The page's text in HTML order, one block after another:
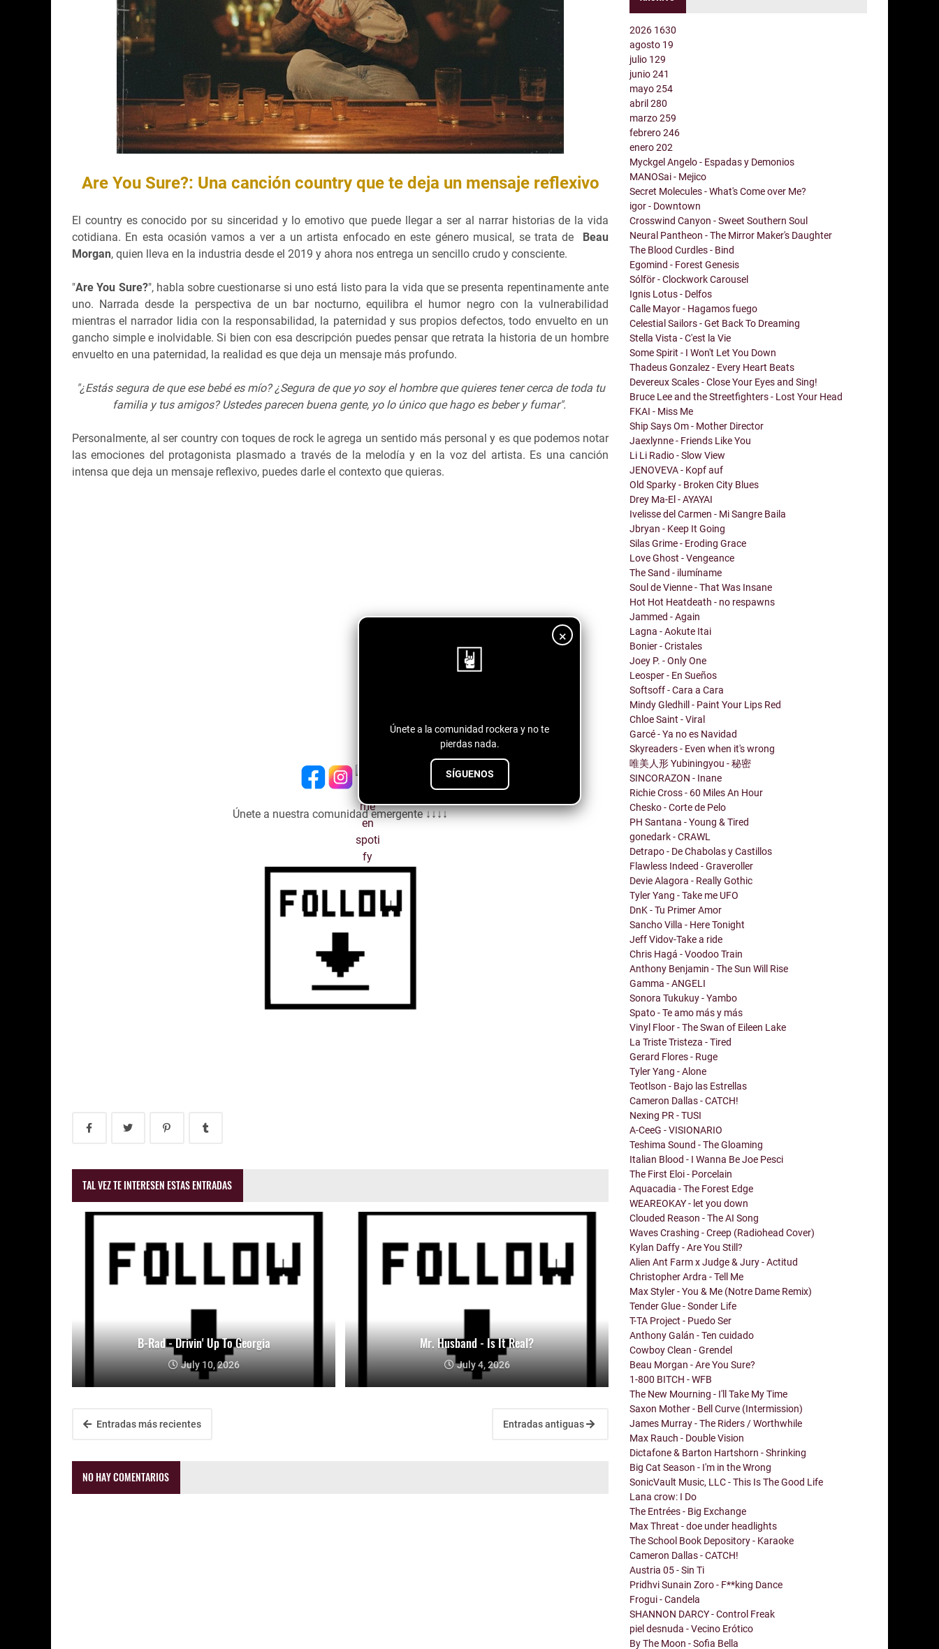
×
Únete a la comunidad rockera y no te
pierdas nada.
SÍGUENOS
Are You Sure?: Una canción country que te deja un mensaje reflexivo
El country es conocido por su sinceridad y lo emotivo que puede llegar a ser al narrar historias de la vida
cotidiana. En esta ocasión vamos a ver a un artista enfocado en este género musical, se trata de Beau
Morgan, quien lleva en la industria desde el 2019 y ahora nos entrega un sencillo crudo y consciente.
"Are You Sure?", habla sobre cuestionarse si uno está listo para la vida que se presenta repentinamente ante
uno. Narrada desde la perspectiva de un bar nocturno, equilibra el humor negro con la vulnerabilidad
mientras el narrador lidia con la responsabilidad, la paternidad y sus propios defectos, todo envuelto en un
gancho simple e inolvidable. Si bien con esa descripción puedes pensar que retrata la historia de un hombre
envuelto en una paternidad, la realidad es que deja un mensaje más profundo.
"¿Estás segura de que ese bebé es mío? ¿Segura de que yo soy el hombre que quieres tener cerca de toda tu
familia y tus amigos? Ustedes parecen buena gente, yo lo único que hago es beber y fumar".
Personalmente, al ser country con toques de rock le agrega un sentido más personal y es que podemos notar
las emociones del protagonista plasmado a través de la melodía y en la voz del artista. Es una canción
intensa que deja un mensaje reflexivo, puedes darle el contexto que quieras.
Únete a nuestra comunidad emergente ↓↓↓↓
TAL VEZ TE INTERESEN ESTAS ENTRADAS
B-Rad - Drivin' Up To Georgia
July 10, 2026
Mr. Husband - Is It Real?
July 4, 2026
Entradas más recientes Entradas antiguas
NO HAY COMENTARIOS
2026 1630
agosto 19
julio 129
junio241
mayo254
abril280
marzo259
febrero246
enero202
Myckgel Angelo - Espadas y Demonios
MANOSai - Mejico
Secret Molecules - What's Come over Me?
igor - Downtown
Crosswind Canyon - Sweet Southern Soul
Neural Pantheon - The Mirror Maker's Daughter
The Blood Curdles - Bind
Egomind - Forest Genesis
Sólför - Clockwork Carousel
Ignis Lotus - Delfos
Calle Mayor - Hagamos fuego
Celestial Sailors - Get Back To Dreaming
Stella Vista - C'est la Vie
Some Spirit - I Won't Let You Down
Thadeus Gonzalez - Every Heart Beats
Devereux Scales - Close Your Eyes and Sing!
Bruce Lee and the Streetfighters - Lost Your Head
FKAI - Miss Me
Ship Says Om - Mother Director
Jaexlynne - Friends Like You
Li Li Radio - Slow View
JENOVEVA - Kopf auf
Old Sparky - Broken City Blues
Drey Ma-El - AYAYAI
Ivelisse del Carmen - Mi Sangre Baila
Jbryan - Keep It Going
Silas Grime - Eroding Grace
Love Ghost - Vengeance
The Sand - ilumíname
Soul de Vienne - That Was Insane
Hot Hot Heatdeath - no respawns
Jammed - Again
Lagna - Aokute Itai
Bonier - Cristales
Joey P. - Only One
Leosper - En Sueños
Softsoff - Cara a Cara
Mindy Gledhill - Paint Your Lips Red
Chloe Saint - Viral
Garcé - Ya no es Navidad
Skyreaders - Even when it's wrong
唯美人形 Yubiningyou - 秘密
SINCORAZON - Inane
Richie Cross - 60 Miles An Hour
Chesko - Corte de Pelo
PH Santana - Young & Tired
gonedark - CRAWL
Detrapo - De Chabolas y Castillos
Flawless Indeed - Graveroller
Devie Alagora - Really Gothic
Tyler Yang - Take me UFO
DnK - Tu Primer Amor
Sancho Villa - Here Tonight
Jeff Vidov-Take a ride
Chris Hagá - Voodoo Train
Anthony Benjamin - The Sun Will Rise
Gamma - ANGELI
Sonora Tukukuy - Yambo
Spato - Te amo más y más
Vinyl Floor - The Swan of Eileen Lake
La Triste Tristeza - Tired
Gerard Flores - Ruge
Tyler Yang - Alone
Teotlson - Bajo las Estrellas
Cameron Dallas - CATCH!
Nexing PR - TUSI
A-CeeG - VISIONARIO
Teshima Sound - The Gloaming
Italian Blood - I Wanna Be Joe Pesci
The First Eloi - Porcelain
Aquacadia - The Forest Edge
WEAREOKAY - let you down
Clouded Reason - The AI Song
Waves Crashing - Creep (Radiohead Cover)
Kylan Daffy - Are You Still?
Alien Ant Farm x Judge & Jury - Actitud
Christopher Ardra - Tell Me
Max Styler - You & Me (Notre Dame Remix)
Tender Glue - Sonder Life
T-TA Project - Puedo Ser
Anthony Galán - Ten cuidado
Cowboy Clean - Grendel
Beau Morgan - Are You Sure?
1-800 BITCH - WFB
The New Mourning - I'll Take My Time
Saxon Mother - Bell Curve (Intermission)
James Murray - The Riders / Worthwhile
Max Rauch - Double Vision
Dictafone & Barton Hartshorn - Shrinking
Big Cat Season - I'm in the Wrong
SonicVault Music, LLC - This Is The Good Life
Lana crow: I Do
The Entrées - Big Exchange
Max Threat - doe under headlights
The School Book Depository - Karaoke
Cameron Dallas - CATCH!
Austria 05 - Sin Ti
Pridhvi Sunain Zoro - F**king Dance
Frogui - Candela
SHANNON DARCY - Control Freak
piel desnuda - Vecino Erótico
By The Moon - Sofia Bella